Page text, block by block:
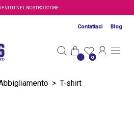
NEL NOSTRO STORE
Contattaci Blog
0
> T-shirt